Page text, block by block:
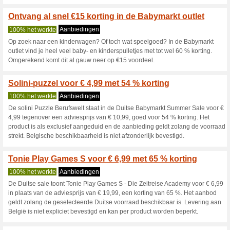
Ontvang een melding voor
toegevoegde coupons in deze
Huidige kortingen
Babymarkt
100% het werkte Coupon
Babymarkt kortingscode: 25